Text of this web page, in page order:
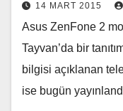
14 MART 2015
Asus ZenFone 2
Tayvan’da bir
bilgisi açıklanan
ise bugün